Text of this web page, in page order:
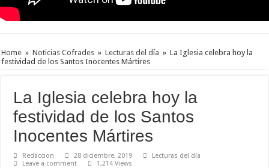
Home » Noticias Cofrades » Lecturas del día » La Iglesia celebra hoy la
festividad de los Santos Inocentes Mártires
La Iglesia celebra hoy la
festividad de los Santos
Inocentes Mártires
Redaccion 28 diciembre, 2019
Lecturas del día
Leave a comment
1,214 Views